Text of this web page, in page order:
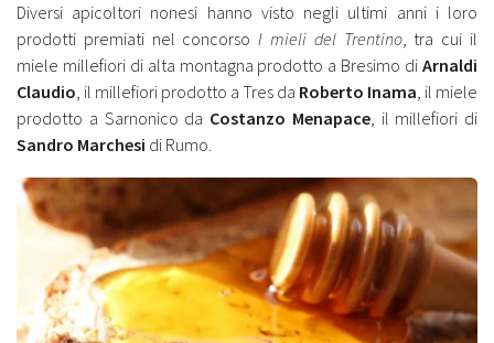
Diversi apicoltori nonesi hanno visto negli ultimi anni i loro
prodotti premiati nel concorsoI mieli del Trentino, tra cui il
miele millefiori di alta montagna prodotto a Bresimo di Arnaldi
Claudio, il millefiori prodotto a Tres da Roberto Inama, il miele
prodotto a Sarnonico da Costanzo Menapace, il millefiori di
Sandro Marchesi di Rumo.